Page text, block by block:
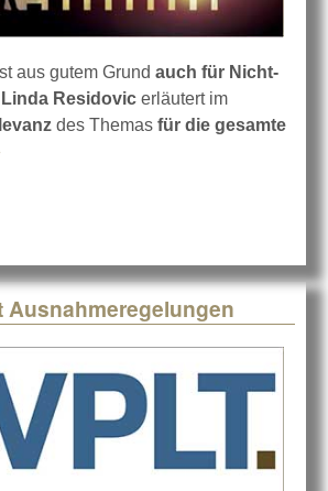
aus gutem Grund auch für Nicht-
Linda Residovic erläutert im
des Themas für die gesamte
Ausnahmeregelungen